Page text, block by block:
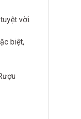
vời.
biệt,